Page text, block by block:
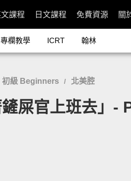
課程 日文課程 免費資源 關
專欄教學 ICRT 翰林
初級 Beginners / 北美腔
鏟屎官上班去